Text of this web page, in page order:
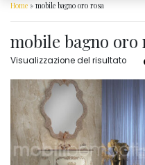
Home » mobile bagno oro rosa
mobile bagno oro
Visualizzazione del risultato